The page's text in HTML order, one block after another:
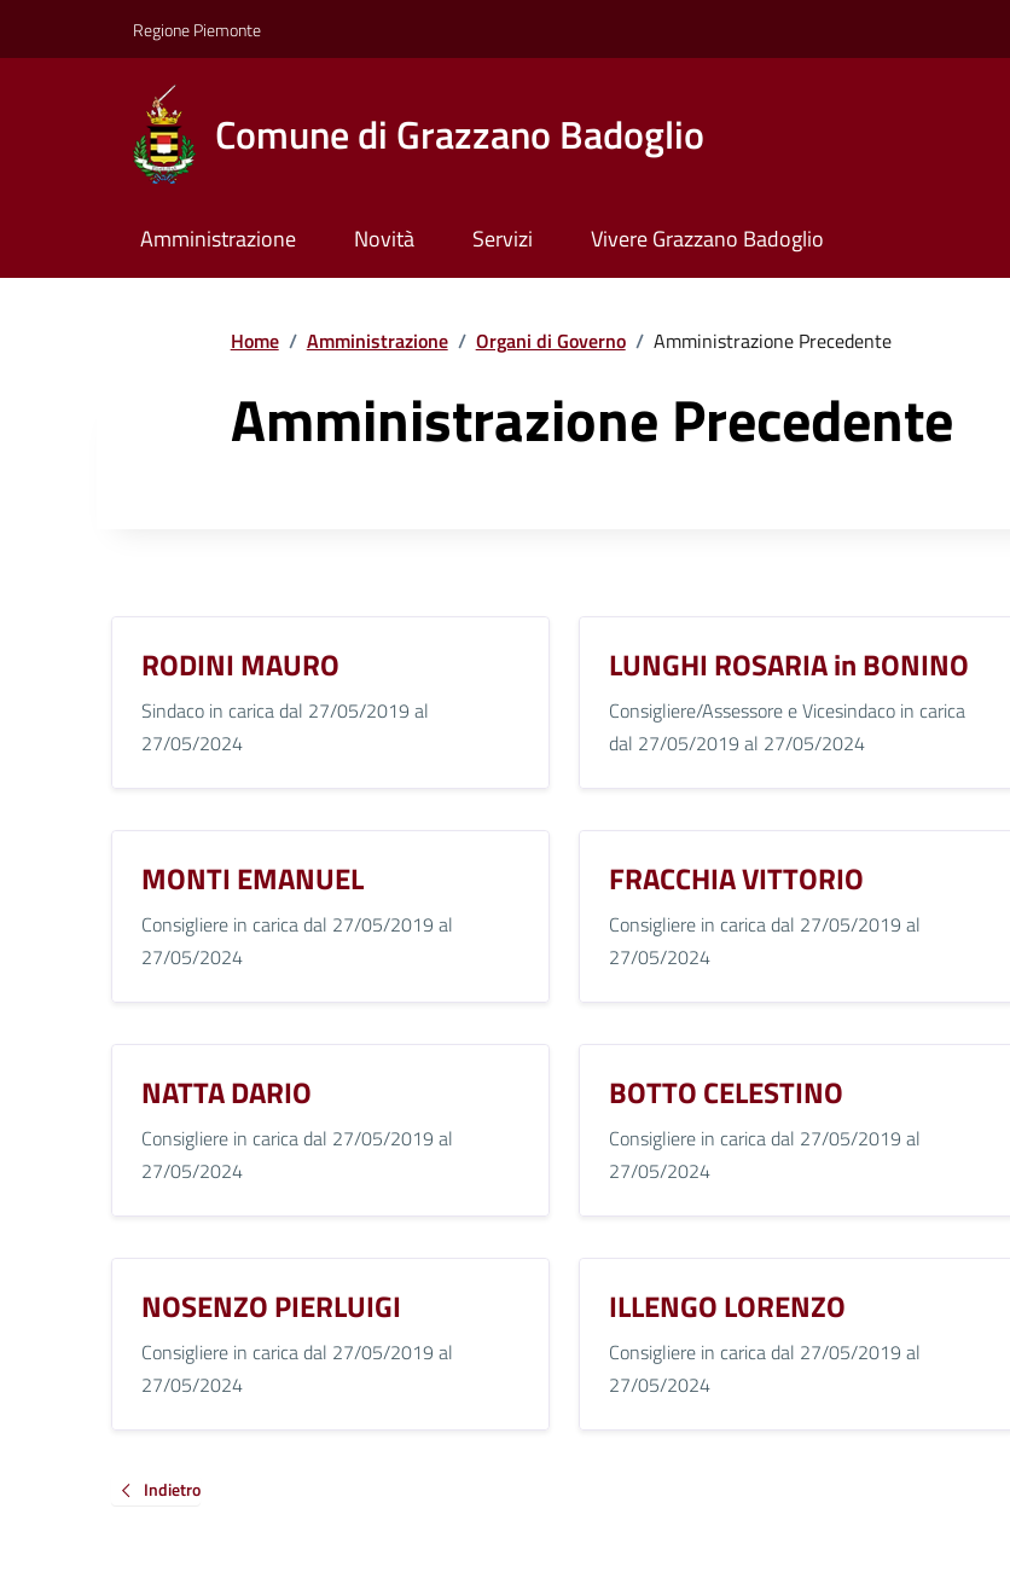
Regione Piemonte
Comune di Grazzano Badoglio
Amministrazione Novità Servizi Vivere Grazzano Badoglio
Home / Amministrazione / Organi di Governo / Amministrazione Precedente
Amministrazione Precedente
RODINI MAURO
Sindaco in carica dal 27/05/2019 al
27/05/2024
LUNGHI ROSARIA in BONINO
Consigliere/Assessore e Vicesindaco in carica
dal 27/05/2019 al 27/05/2024
MONTI EMANUEL
Consigliere in carica dal 27/05/2019 al
27/05/2024
FRACCHIA VITTORIO
Consigliere in carica dal 27/05/2019 al
27/05/2024
NATTA DARIO
Consigliere in carica dal 27/05/2019 al
27/05/2024
BOTTO CELESTINO
Consigliere in carica dal 27/05/2019 al
27/05/2024
NOSENZO PIERLUIGI
Consigliere in carica dal 27/05/2019 al
27/05/2024
ILLENGO LORENZO
Consigliere in carica dal 27/05/2019 al
27/05/2024
Indietro